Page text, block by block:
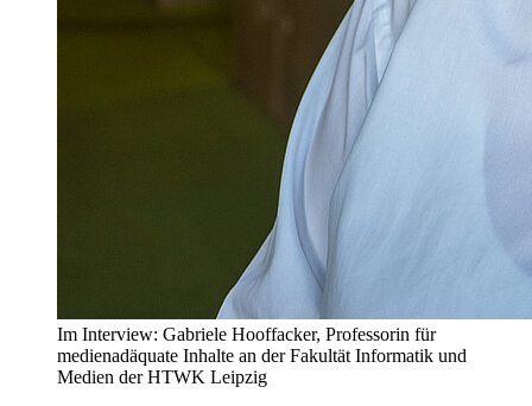
Im Interview: Gabriele Hooffacker, Professorin für
medienadäquate Inhalte an der Fakultät Informatik und
Medien der HTWK Leipzig